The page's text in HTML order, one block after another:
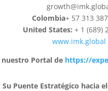
Colombia+ 57 313
United States: + 1 (689)
www.imk.global
Portal de https://
Su Puente Estratégico hacia